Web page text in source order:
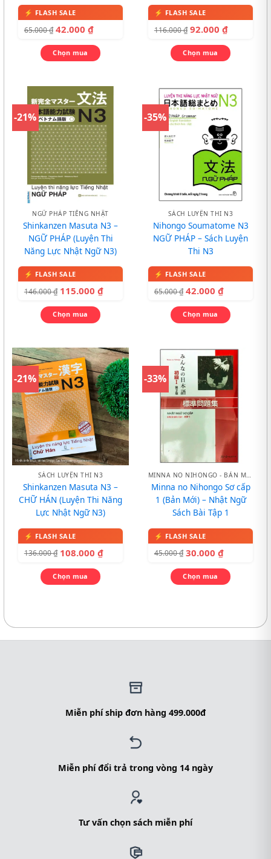
65.000₫ 42.000 ₫
Chọn mua
116.000₫ 92.000 ₫
Chọn mua
-21%
NGỮ PHÁP TIẾNG NHẬT
Shinkanzen Masuta N3 –
NGỮ PHÁP (Luyện Thi
Năng Lực Nhật Ngữ N3)
146.000₫ 115.000 ₫
Chọn mua
-35%
SÁCH LUYỆN THI N3
Nihongo Soumatome N3
NGỮ PHÁP – Sách Luyện
Thi N3
65.000₫ 42.000 ₫
Chọn mua
-21%
SÁCH LUYỆN THI N3
Shinkanzen Masuta N3 –
CHỮ HÁN (Luyện Thi Năng
Lực Nhật Ngữ N3)
136.000₫ 108.000 ₫
Chọn mua
-33%
MINNA NO NIHONGO - BẢN MỚI
Minna no Nihongo Sơ cấp
1 (Bản Mới) – Nhật Ngữ
Sách Bài Tập 1
45.000₫ 30.000 ₫
Chọn mua
Miễn phí ship đơn hàng 499.000đ
Miễn phí đổi trả trong vòng 14 ngày
Tư vấn chọn sách miễn phí